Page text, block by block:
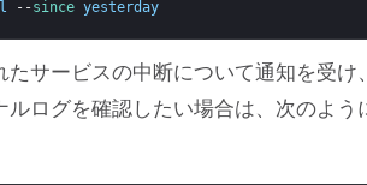
--since yesterday
たサービスの中断について通知を受け
ルログを確認したい場合は、次のよう